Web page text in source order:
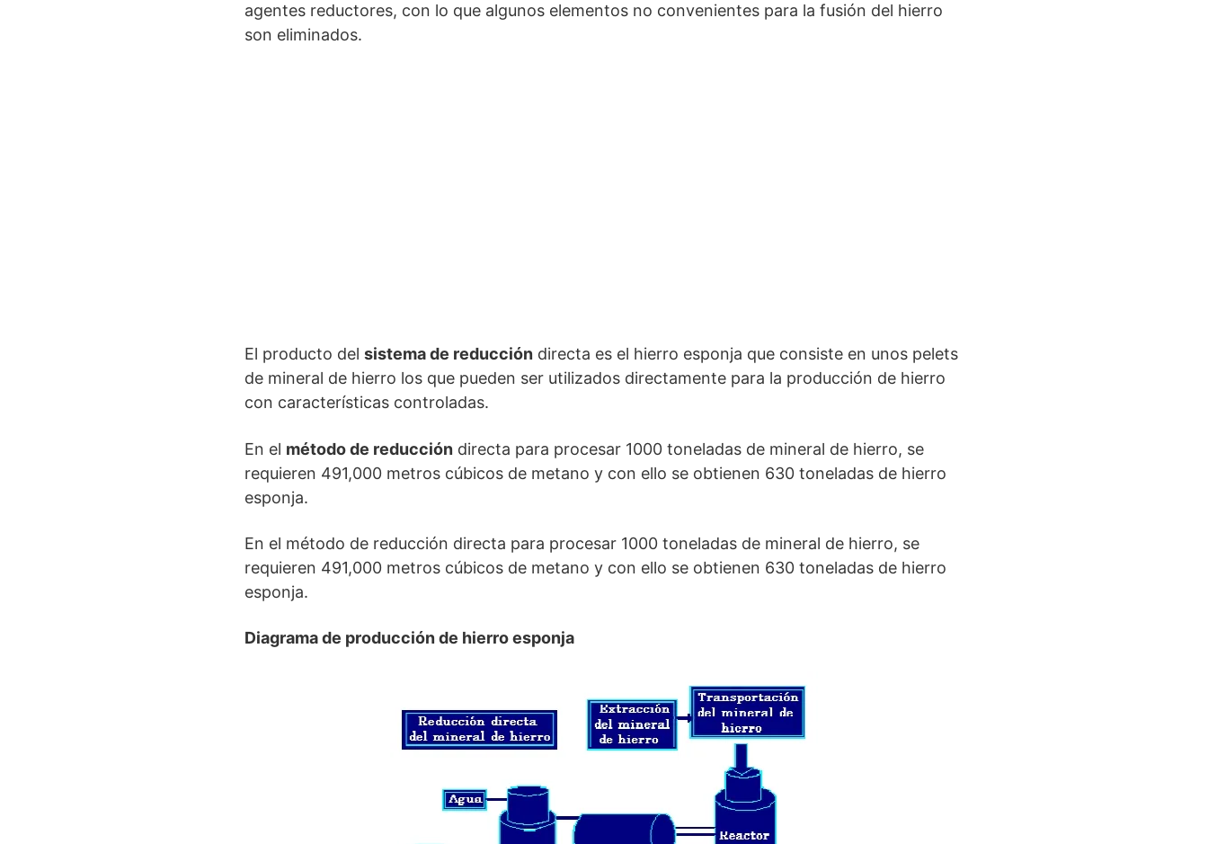
agentes reductores, con lo que algunos elementos no convenientes para la fusión del hierro
son eliminados.
El producto del sistema de reducción directa es el hierro esponja que consiste en unos pelets
de mineral de hierro los que pueden ser utilizados directamente para la producción de hierro
con características controladas.
En el método de reducción directa para procesar 1000 toneladas de mineral de hierro, se
requieren 491,000 metros cúbicos de metano y con ello se obtienen 630 toneladas de hierro
esponja.
En el método de reducción directa para procesar 1000 toneladas de mineral de hierro, se
requieren 491,000 metros cúbicos de metano y con ello se obtienen 630 toneladas de hierro
esponja.
Diagrama de producción de hierro esponja